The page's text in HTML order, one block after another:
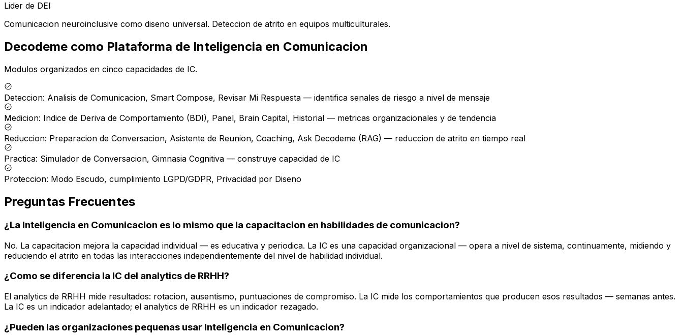
Lider de DEI
Comunicacion neuroinclusive como diseno universal. Deteccion de atrito en equipos multiculturales.
Decodeme como Plataforma de Inteligencia en Comunicacion
Modulos organizados en cinco capacidades de IC.
Deteccion: Analisis de Comunicacion, Smart Compose, Revisar Mi Respuesta — identifica senales de riesgo a nivel de mensaje
Medicion: Indice de Deriva de Comportamiento (BDI), Panel, Brain Capital, Historial — metricas organizacionales y de tendencia
Reduccion: Preparacion de Conversacion, Asistente de Reunion, Coaching, Ask Decodeme (RAG) — reduccion de atrito en tiempo real
Practica: Simulador de Conversacion, Gimnasia Cognitiva — construye capacidad de IC
Proteccion: Modo Escudo, cumplimiento LGPD/GDPR, Privacidad por Diseno
Preguntas Frecuentes
¿La Inteligencia en Comunicacion es lo mismo que la capacitacion en habilidades de comunicacion?
No. La capacitacion mejora la capacidad individual — es educativa y periodica. La IC es una capacidad organizacional — opera a nivel de sistema, continuamente, midiendo y
reduciendo el atrito en todas las interacciones independientemente del nivel de habilidad individual.
¿Como se diferencia la IC del analytics de RRHH?
El analytics de RRHH mide resultados: rotacion, ausentismo, puntuaciones de compromiso. La IC mide los comportamientos que producen esos resultados — semanas antes.
La IC es un indicador adelantado; el analytics de RRHH es un indicador rezagado.
¿Pueden las organizaciones pequenas usar Inteligencia en Comunicacion?